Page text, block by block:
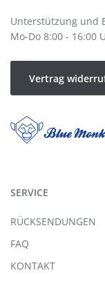
Unterstützung und
Mo-Do 8:00 - 16:00
Vertrag
SERVICE
RÜCKSENDUNGEN
FAQ
KONTAKT